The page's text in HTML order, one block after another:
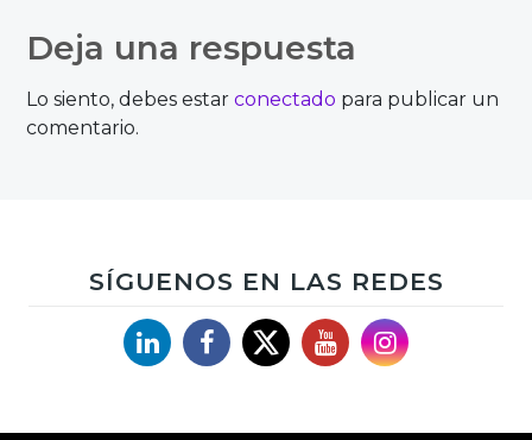
de
entradas
Deja una respuesta
Lo siento, debes estarconectado para publicar un
comentario.
SÍGUENOS EN LAS REDES
LinkedinFacebook
X YouTubeInstagram